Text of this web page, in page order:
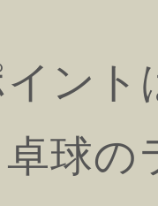
ン
球の